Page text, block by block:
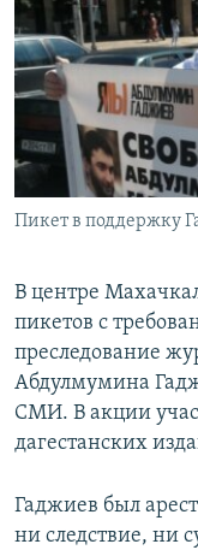
РАСПИСАНИЕ
ПОДПИШИТЕСЬ
СОЦИАЛЬНЫЕ СЕТИ
Все сайты РСЕ/
Пикет в поддержку
В центре
пикетов с
преследование
Абдулмумина
СМИ. В акции
дагестанских
Гаджиев был
ни следствие, ни